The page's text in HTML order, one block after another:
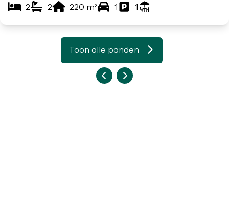
2 2 220 m² 1 1
Toon alle panden